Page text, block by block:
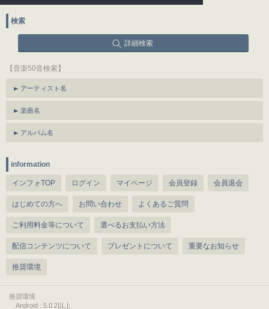
検索
詳細検索
【音楽50音検索】
アーティスト名
楽曲名
アルバム名
information
インフォTOP ログイン マイページ 会員登録 会員退会
はじめての方へ お問い合わせ よくあるご質問
ご利用料金等について 選べるお支払い方法
配信コンテンツについて プレゼントについて 重要なお知らせ
推奨環境
推奨環境
Android : 5.0.2以上